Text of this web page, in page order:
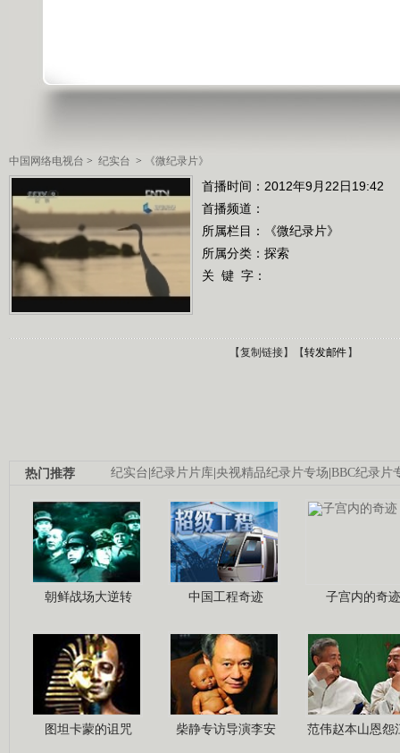
中国网络电视台 > 纪实台 > 《微纪录片》
首播时间：2012年9月22日19:42
首播频道：
所属栏目：
《微纪录片》
所属分类：探索
关 键 字：
【复制链接】【转发邮件】
纪实台|纪录片片库|央视精品纪录片专场|BBC纪录片
热门推荐
朝鲜战场大逆转 中国工程奇迹 子宫内的奇迹
图坦卡蒙的诅咒 柴静专访导演李安 范伟赵本山恩怨